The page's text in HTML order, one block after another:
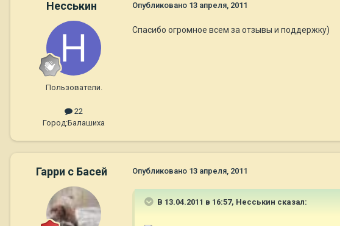
Несськин
Пользователи.
22
Город:Балашиха
Опубликовано 13 апреля, 2011
Спасибо огромное всем за отзывы и поддержку)
Гарри с Басей Опубликовано 13 апреля, 2011
В 13.04.2011 в 16:57, Несськин сказал: